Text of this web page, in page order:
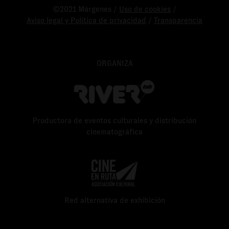
©2021 Márgenes / Uso de cookies
Aviso legal y Política de privacidad
Transparencia
ORGANIZA
Productora de eventos culturales y distribución
cinematográfica
Red alternativa de exhibición